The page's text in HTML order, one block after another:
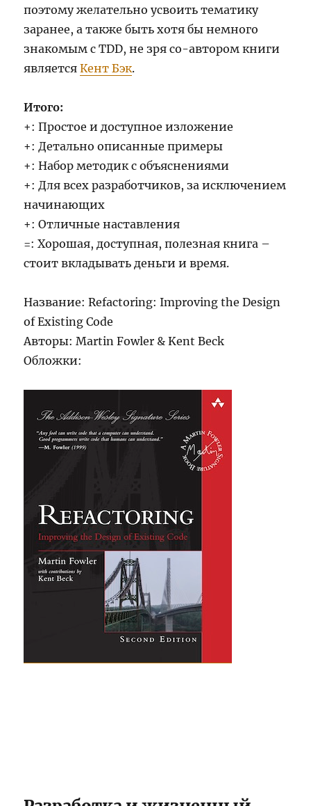
поэтому желательно усвоить тематику
заранее, а также быть хотя бы немного
знакомым с TDD, не зря со-автором книги
являетсяКент Бэк.
Итого:
+: Простое и доступное изложение
+: Детально описанные примеры
+: Набор методик с объяснениями
+: Для всех разработчиков, за исключением
начинающих
+: Отличные наставления
=: Хорошая, доступная, полезная книга –
стоит вкладывать деньги и время.
Название: Refactoring: Improving the Design
of Existing Code
Авторы: Martin Fowler & Kent Beck
Обложки: